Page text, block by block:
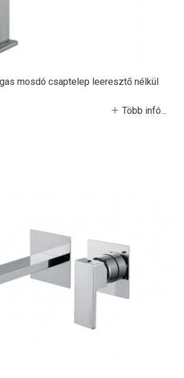
mosdó csaptelep leeresztő nélkül
Több infó...